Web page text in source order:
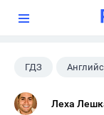
ГДЗ
9 класс
Леха